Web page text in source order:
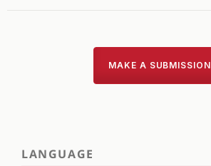
MAKE A SUBMISSION
LANGUAGE